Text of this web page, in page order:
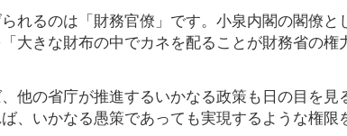
れるのは「財務官僚」です。小泉内閣の閣僚と
大きな財布の中でカネを配ることが財務省の権
他の省庁が推進するいかなる政策も日の目を見
、いかなる愚策であっても実現するような権限